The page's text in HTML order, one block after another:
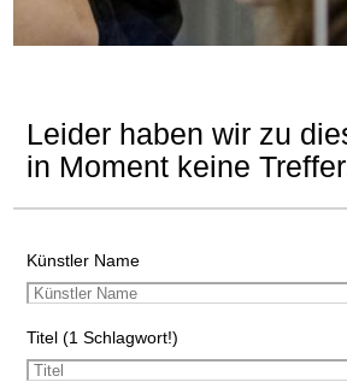
Leider haben wir zu
in Moment keine
Künstler Name
Titel (1 Schlagwort!)